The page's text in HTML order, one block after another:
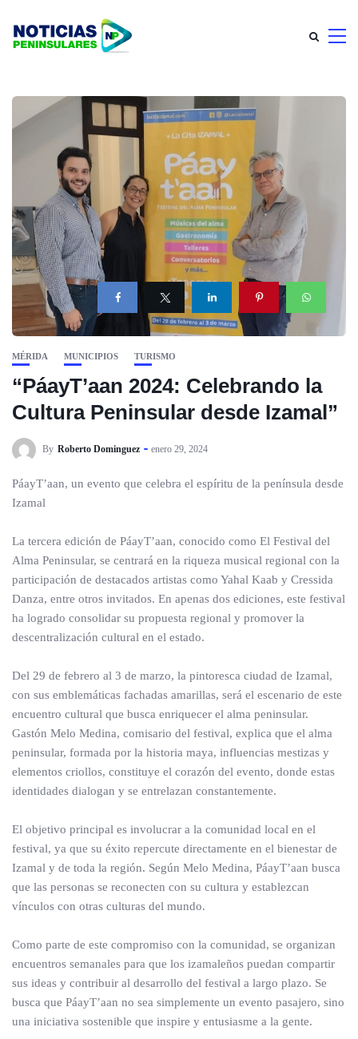
MÉRIDA MUNICIPIOS TURISMO
“PáayT’aan 2024: Celebrando la
Cultura Peninsular desde Izamal”
By Roberto Dominguez enero 29, 2024
PáayT’aan, un evento que celebra el espíritu de la península desde
Izamal
La tercera edición de PáayT’aan, conocido como El Festival del
Alma Peninsular, se centrará en la riqueza musical regional con la
participación de destacados artistas como Yahal Kaab y Cressida
Danza, entre otros invitados. En apenas dos ediciones, este festival
ha logrado consolidar su propuesta regional y promover la
descentralización cultural en el estado.
Del 29 de febrero al 3 de marzo, la pintoresca ciudad de Izamal,
con sus emblemáticas fachadas amarillas, será el escenario de este
encuentro cultural que busca enriquecer el alma peninsular.
Gastón Melo Medina, comisario del festival, explica que el alma
peninsular, formada por la historia maya, influencias mestizas y
elementos criollos, constituye el corazón del evento, donde estas
identidades dialogan y se entrelazan constantemente.
El objetivo principal es involucrar a la comunidad local en el
festival, ya que su éxito repercute directamente en el bienestar de
Izamal y de toda la región. Según Melo Medina, PáayT’aan busca
que las personas se reconecten con su cultura y establezcan
vínculos con otras culturas del mundo.
Como parte de este compromiso con la comunidad, se organizan
encuentros semanales para que los izamaleños puedan compartir
sus ideas y contribuir al desarrollo del festival a largo plazo. Se
busca que PáayT’aan no sea simplemente un evento pasajero, sino
una iniciativa sostenible que inspire y entusiasme a la gente.